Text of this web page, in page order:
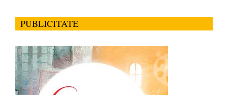
PUBLICITATE